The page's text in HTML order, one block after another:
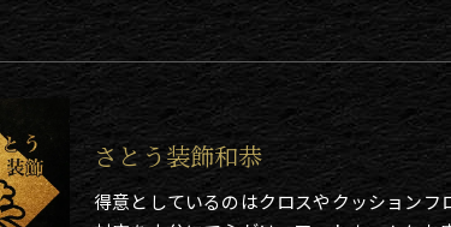
さとう装飾和恭
得意としているのはクロスやクッション